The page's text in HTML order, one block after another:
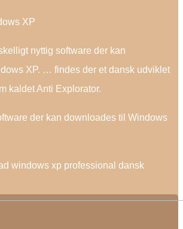
XP
nyttig software der kan
XP. … findes der et dansk udviklet
kaldet Anti Explorator.
der kan downloades til Windows
windows xp professional dansk